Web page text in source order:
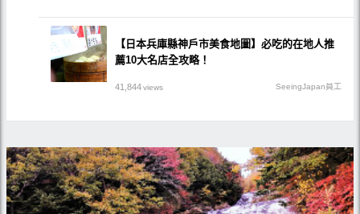
【日本兵庫縣神戶市美食地圖】必吃的在地人推
薦10大名店全攻略！
41,844views SeeingJapan員工